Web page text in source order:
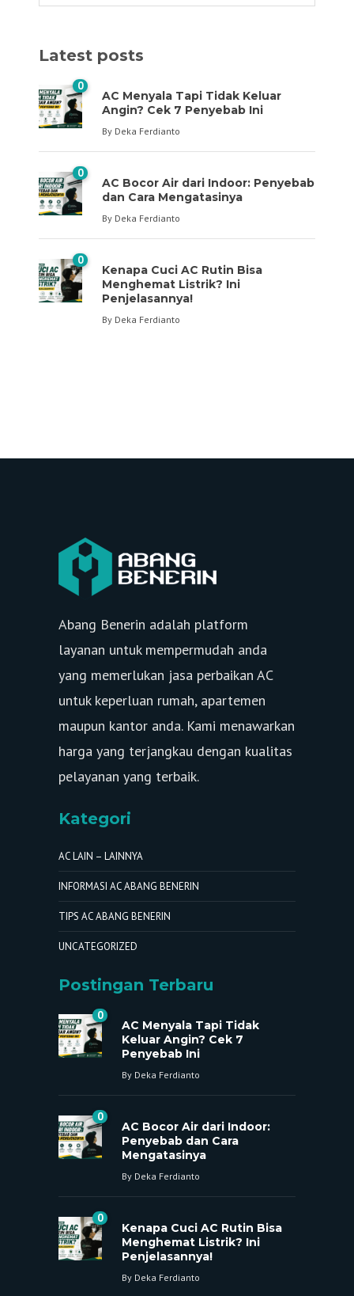
Latest posts
0
AC Menyala Tapi Tidak Keluar
Angin? Cek 7 Penyebab Ini
By Deka Ferdianto
0
AC Bocor Air dari Indoor: Penyebab
dan Cara Mengatasinya
By Deka Ferdianto
0
Kenapa Cuci AC Rutin Bisa
Menghemat Listrik? Ini
Penjelasannya!
By Deka Ferdianto
Abang Benerin adalah platform
layanan untuk mempermudah anda
yang memerlukan jasa perbaikan AC
untuk keperluan rumah, apartemen
maupun kantor anda. Kami menawarkan
harga yang terjangkau dengan kualitas
pelayanan yang terbaik.
Kategori
AC LAIN – LAINNYA
INFORMASI AC ABANG BENERIN
TIPS AC ABANG BENERIN
UNCATEGORIZED
Postingan Terbaru
0
AC Menyala Tapi Tidak
Keluar Angin? Cek 7
Penyebab Ini
By Deka Ferdianto
0
AC Bocor Air dari Indoor:
Penyebab dan Cara
Mengatasinya
By Deka Ferdianto
0
Kenapa Cuci AC Rutin Bisa
Menghemat Listrik? Ini
Penjelasannya!
By Deka Ferdianto